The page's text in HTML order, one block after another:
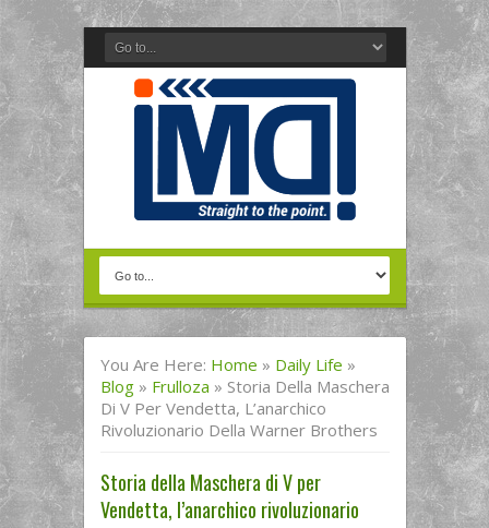
You Are Here: Home » Daily Life »
Blog » Frulloza » Storia Della Maschera
Di V Per Vendetta, L’anarchico
Rivoluzionario Della Warner Brothers
Storia della Maschera di V per
Vendetta, l’anarchico rivoluzionario